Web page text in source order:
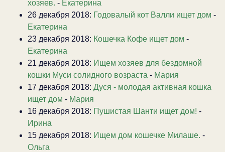
хозяев. - Екатерина
26 декабря 2018: Годовалый кот Валли ищет дом -
Екатерина
23 декабря 2018: Кошечка Кофе ищет дом -
Екатерина
21 декабря 2018: Ищем хозяев для бездомной
кошки Муси солидного возраста - Мария
17 декабря 2018: Дуся - молодая активная кошка
ищет дом - Мария
16 декабря 2018: Пушистая Шанти ищет дом! -
Ирина
15 декабря 2018: Ищем дом кошечке Милаше. -
Ольга